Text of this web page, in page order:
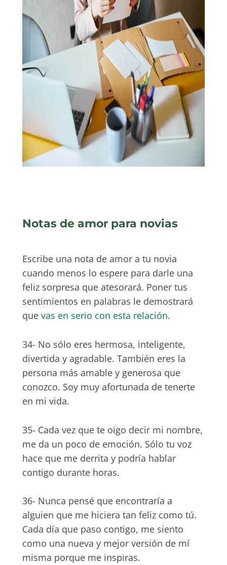
Notas de amor para novias
Escribe una nota de amor a tu novia
cuando menos lo espere para darle una
feliz sorpresa que atesorará. Poner tus
sentimientos en palabras le demostrará
que vas en serio con esta relación.
34- No sólo eres hermosa, inteligente,
divertida y agradable. También eres la
persona más amable y generosa que
conozco. Soy muy afortunada de tenerte
en mi vida.
35- Cada vez que te oigo decir mi nombre,
me da un poco de emoción. Sólo tu voz
hace que me derrita y podría hablar
contigo durante horas.
36- Nunca pensé que encontraría a
alguien que me hiciera tan feliz como tú.
Cada día que paso contigo, me siento
como una nueva y mejor versión de mí
misma porque me inspiras.